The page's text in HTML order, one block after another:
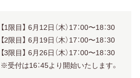
【1限目】 6月12日（木）17：00〜18：30
【2限目】 6月19日（木）17：00〜18：30
【3限目】 6月26日（木）17：00〜18：30
※受付は16：45より開始いたします。